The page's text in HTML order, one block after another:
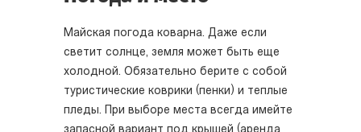
Майская погода коварна. Даже если
светит солнце, земля может быть еще
холодной. Обязательно берите с собой
туристические коврики (пенки) и теплые
пледы. При выборе места всегда имейте